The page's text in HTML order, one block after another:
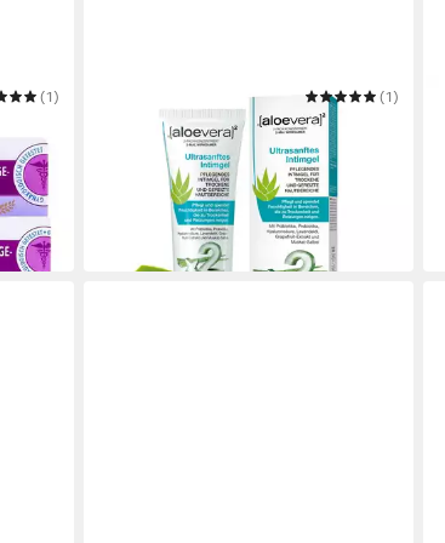
(1)
Intimpflege [aloevera]2 Intimgel mit
Hyaluronsäure von Zuccari
(1)
ab 13,95 €
(174,38 €/ 1 l)
in 3-4 Werktagen bei dir